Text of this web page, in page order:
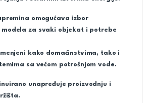
omogućava izbor
modela za svaki objekat i potrebe
kako domaćinstvima, tako i
sa većom potrošnjom vode.
unapređuje proizvodnju i